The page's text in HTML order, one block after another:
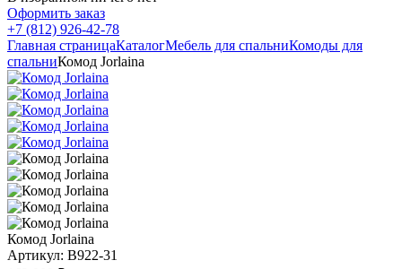
Оформить заказ
+7 (812) 926-42-78
Главная страницаКаталогМебель для спальниКомоды для
спальниКомод Jorlaina
Комод Jorlaina
Артикул: B922-31